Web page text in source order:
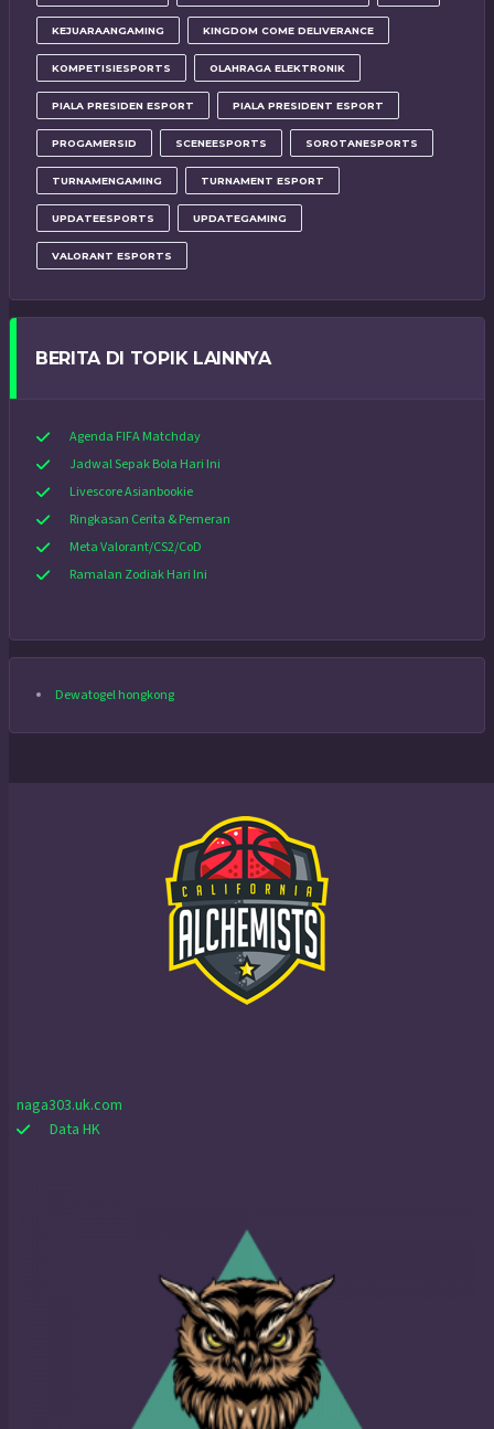
KEJUARAANGAMING KINGDOM COME DELIVERANCE
KOMPETISIESPORTS OLAHRAGA ELEKTRONIK
PIALA PRESIDEN ESPORT PIALA PRESIDENT ESPORT
PROGAMERSID SCENEESPORTS SOROTANESPORTS
TURNAMENGAMING TURNAMENT ESPORT
UPDATEESPORTS UPDATEGAMING
VALORANT ESPORTS
BERITA DI TOPIK LAINNYA
Agenda FIFA Matchday
Jadwal Sepak Bola Hari Ini
Livescore Asianbookie
Ringkasan Cerita & Pemeran
Meta Valorant/CS2/CoD
Ramalan Zodiak Hari Ini
Dewatogel hongkong
naga303.uk.com
Data HK